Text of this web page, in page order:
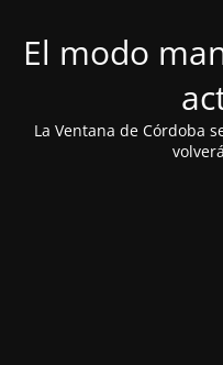
El modo
La Ventana de Córdoba